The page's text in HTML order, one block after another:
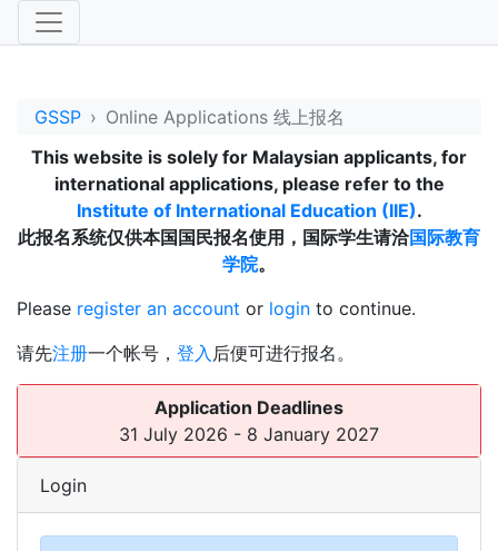
GSSP
Online Applications 线上报名
This website is solely for Malaysian applicants, for
international applications, please refer to the
Institute of International Education (IIE).
此报名系统仅供本国国民报名使用，国际学生请洽国际教育
学院。
Please register an account or login to continue.
请先注册一个帐号， 登入 后便可进行报名。
Application Deadlines
31 July 2026 - 8 January 2027
Login